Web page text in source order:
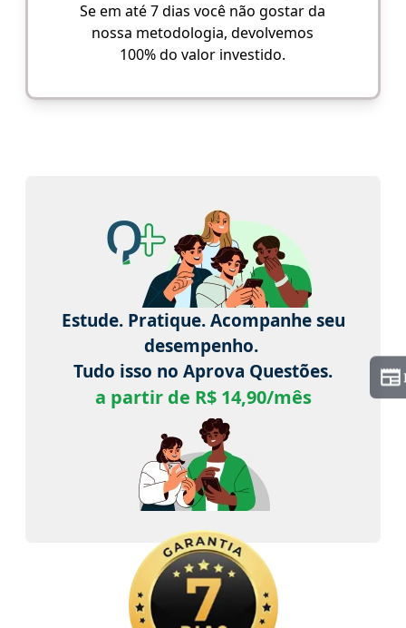
Se em até 7 dias você não gostar da
nossa metodologia, devolvemos
100% do valor investido.
Estude. Pratique. Acompanhe seu
desempenho.
Tudo isso no Aprova Questões.
a partir de R$ 14,90/mês